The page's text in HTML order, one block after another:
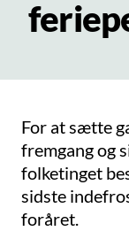
For at sætte
fremgang og
folketinget
sidste
foråret.